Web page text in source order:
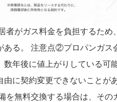
者がガス料金を負担するた
ある。 注意点②プロパンガ
数年後に値上がりしている
由に契約変更できないこと
を無料交換する場合は、そ